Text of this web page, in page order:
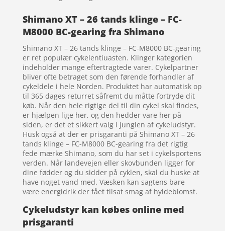
Shimano XT – 26 tands klinge – FC-
M8000 BC-gearing fra Shimano
Shimano XT – 26 tands klinge – FC-M8000 BC-gearing
er ret populær cykelentiuasten. Klinger kategorien
indeholder mange eftertragtede varer. Cykelpartner
bliver ofte betraget som den førende forhandler af
cykeldele i hele Norden. Produktet har automatisk op
til 365 dages returret såfremt du måtte fortryde dit
køb. Når den hele rigtige del til din cykel skal findes,
er hjælpen lige her, og den hedder vare her på
siden, er det et sikkert valg i junglen af cykeludstyr.
Husk også at der er prisgaranti på Shimano XT – 26
tands klinge – FC-M8000 BC-gearing fra det rigtig
fede mærke Shimano, som du har set i cykelsportens
verden. Når landevejen eller skovbunden ligger for
dine fødder og du sidder på cyklen, skal du huske at
have noget vand med. Væsken kan sagtens bare
være energidrik der fået tilsat smag af hyldeblomst.
Cykeludstyr kan købes online med
prisgaranti